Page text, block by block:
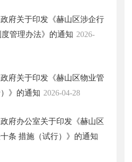
府关于印发《赫山区涉企行
管理办法》的通知 2026-
府关于印发《赫山区物业管
》的通知 2026-04-28
府办公室关于印发《赫山区
条 措施（试行）》的通知